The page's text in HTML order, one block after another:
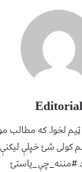
Editorial
ټیم لخوا. که
شئ خپلې لیکنې
#مننه_چې_یاستئ